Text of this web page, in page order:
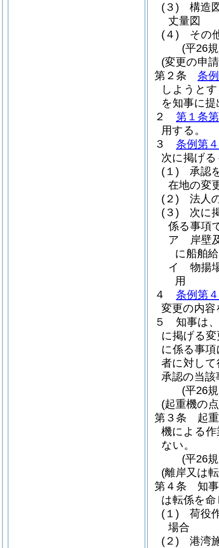
(３)
構造
丈量図
(４)
その
(平26
(変更の申
第２条
条
しようと
を知事に
２
第１条
用する。
３
条例第
次に掲げ
(１)
承認
在地の変
(２)
法人
(３)
次に
係る事項
ア
岸壁
に船舶
イ
物揚
用
４
条例第
変更の内
５
知事は、
に掲げる
に係る事
者に対し
承認の当
(平26
(起重機の
第３条
起
機による
ない。
(平26
(離岸又は
第４条
知
は転係を
(１)
荷役
場合
(２)
港湾